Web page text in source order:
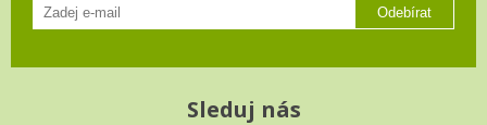
Odebírat
Sleduj nás